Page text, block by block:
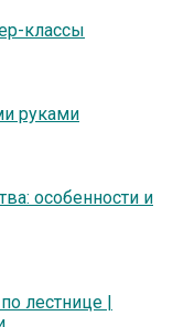
классы
руками
особенности и
лестнице |